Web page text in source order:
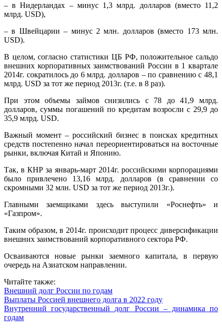
– в Нидерландах – минус 1,3 млрд. долларов (вместо 11,2
млрд. USD),
– в Швейцарии – минус 2 млн. долларов (вместо 173 млн.
USD).
В целом, согласно статистики ЦБ РФ, положительное сальдо
внешних корпоративных заимствований России в 1 квартале
2014г. сократилось до 6 млрд. долларов – по сравнению с 48,1
млрд. USD за тот же период 2013г. (т.е. в 8 раз).
При этом объемы займов снизились с 78 до 41,9 млрд.
долларов, суммы погашений по кредитам возросли с 29,9 до
35,9 млрд. USD.
Важный момент – российский бизнес в поисках кредитных
средств постепенно начал переориентироваться на восточные
рынки, включая Китай и Японию.
Так, в КНР за январь-март 2014г. российскими корпорациями
было привлечено 13,16 млрд. долларов (в сравнении со
скромными 32 млн. USD за тот же период 2013г.).
Главными заемщиками здесь выступили «Роснефть» и
«Газпром».
Таким образом, в 2014г. происходит процесс диверсификации
внешних заимствований корпоративного сектора РФ.
Осваиваются новые рынки заемного капитала, в первую
очередь на Азиатском направлении.
Читайте также:
Внешний долг России по годам
Выплаты Россией внешнего долга в 2022 году
Внутренний государственный долг России – динамика по
годам